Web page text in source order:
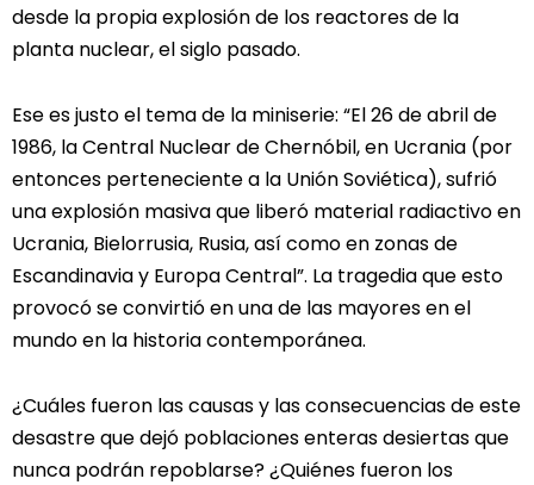
desde la propia explosión de los reactores de la
planta nuclear, el siglo pasado.
Ese es justo el tema de la miniserie: “El 26 de abril de
1986, la Central Nuclear de Chernóbil, en Ucrania (por
entonces perteneciente a la Unión Soviética), sufrió
una explosión masiva que liberó material radiactivo en
Ucrania, Bielorrusia, Rusia, así como en zonas de
Escandinavia y Europa Central”. La tragedia que esto
provocó se convirtió en una de las mayores en el
mundo en la historia contemporánea.
¿Cuáles fueron las causas y las consecuencias de este
desastre que dejó poblaciones enteras desiertas que
nunca podrán repoblarse? ¿Quiénes fueron los